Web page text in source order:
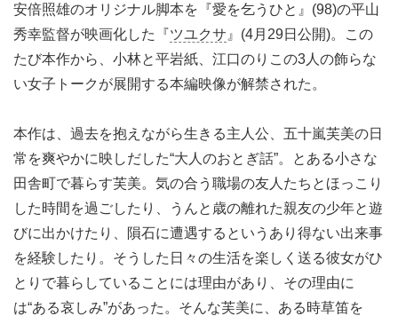
安倍照雄のオリジナル脚本を『愛を乞うひと』(98)の平山
秀幸監督が映画化した『ツユクサ 』(4月29日公開)。この
たび本作から、小林と平岩紙、江口のりこの3人の飾らな
い女子トークが展開する本編映像が解禁された。
本作は、過去を抱えながら生きる主人公、五十嵐芙美の日
常を爽やかに映しだした“大人のおとぎ話”。とある小さな
田舎町で暮らす芙美。気の合う職場の友人たちとほっこり
した時間を過ごしたり、うんと歳の離れた親友の少年と遊
びに出かけたり、隕石に遭遇するというあり得ない出来事
を経験したり。そうした日々の生活を楽しく送る彼女がひ
とりで暮らしていることには理由があり、その理由に
は“ある哀しみ”があった。そんな芙美に、ある時草笛を